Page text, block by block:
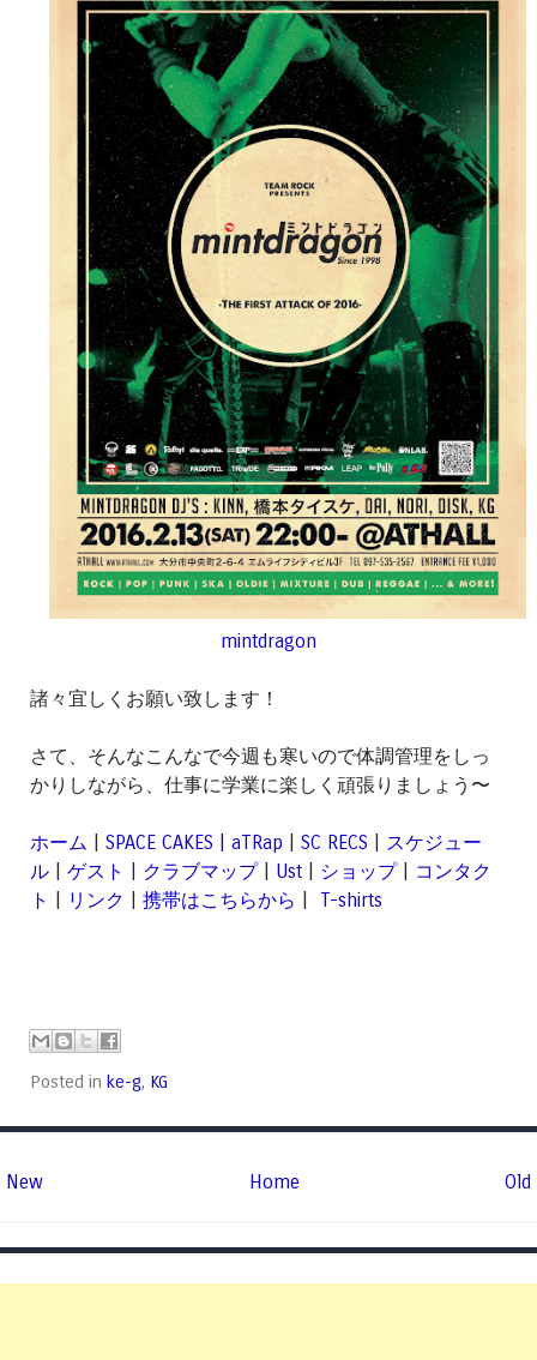
mintdragon
諸々宜しくお願い致します！
さて、そんなこんなで今週も寒いので体調管理をしっ
かりしながら、仕事に学業に楽しく頑張りましょう〜
ホーム SPACE CAKES | aTRap SC RECS
スケジュー
ル
ゲスト クラブマップ| Ust ショップ|
コンタク
ト
リンク 携帯はこちらから T-shirts
Posted in ke-g, KG
New Old
Home